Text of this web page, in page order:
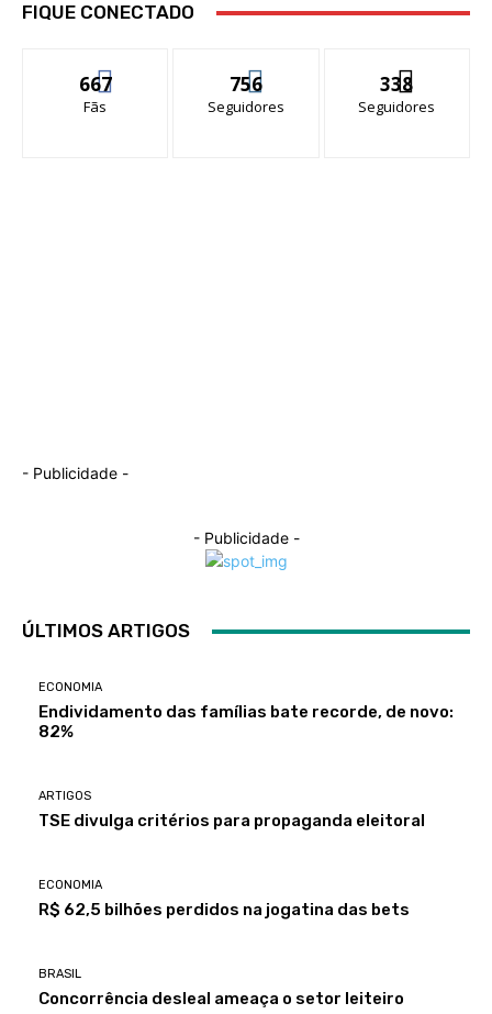
FIQUE CONECTADO
667
Fãs
756
Seguidores
338
Seguidores
- Publicidade -
- Publicidade -
ÚLTIMOS ARTIGOS
ECONOMIA
Endividamento das famílias bate recorde, de novo:
82%
ARTIGOS
TSE divulga critérios para propaganda eleitoral
ECONOMIA
R$ 62,5 bilhões perdidos na jogatina das bets
BRASIL
Concorrência desleal ameaça o setor leiteiro